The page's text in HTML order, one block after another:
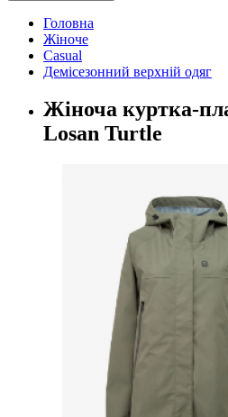
Головна
Жіноче
Casual
Демісезонний верхній одяг
Жіноча куртка-
Losan Turtle